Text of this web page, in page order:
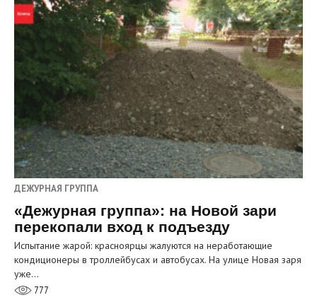
ДЕЖУРНАЯ ГРУППА
«Дежурная группа»: на Новой зари
перекопали вход к подъезду
Испытание жарой: красноярцы жалуются на неработающие
кондиционеры в троллейбусах и автобусах. На улице Новая заря
уже…
777